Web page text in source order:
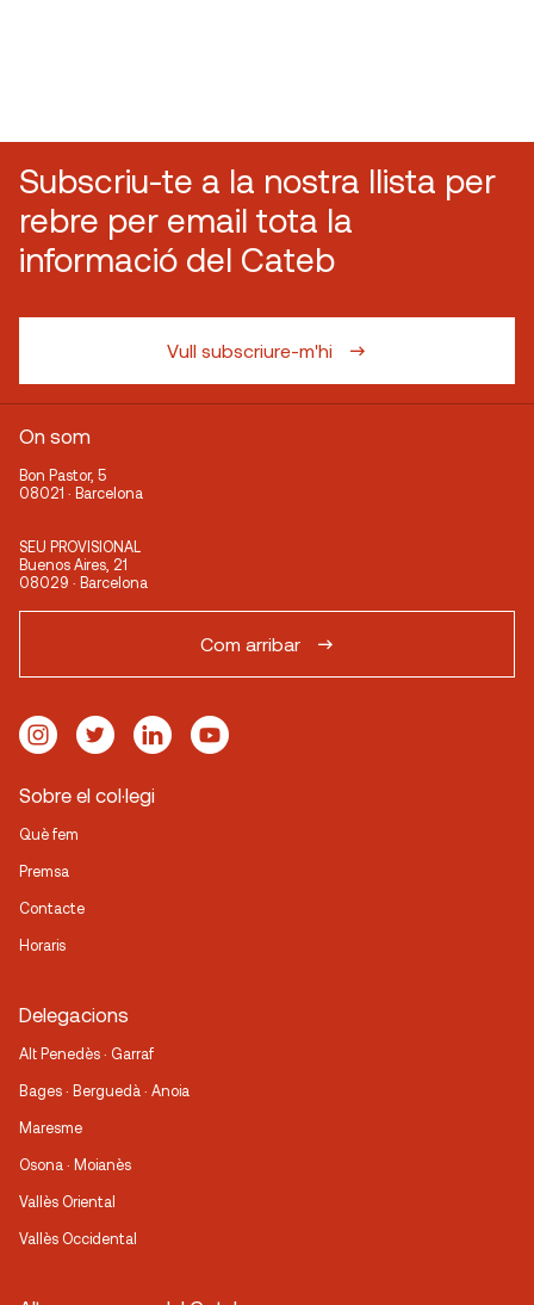
Subscriu-te a la nostra llista per
rebre per email tota la
informació del Cateb
Vull subscriure-m'hi
On som
Bon Pastor, 5
08021 · Barcelona
SEU PROVISIONAL
Buenos Aires, 21
08029 · Barcelona
Com arribar
Sobre el col·legi
Què fem
Premsa
Contacte
Horaris
Delegacions
Alt Penedès · Garraf
Bages · Berguedà · Anoia
Maresme
Osona · Moianès
Vallès Oriental
Vallès Occidental